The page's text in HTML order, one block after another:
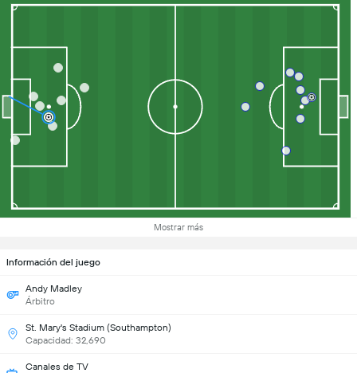
Mostrar más
Información del juego
Andy Madley
Árbitro
St. Mary's Stadium (Southampton)
Capacidad: 32,690
Canales de TV